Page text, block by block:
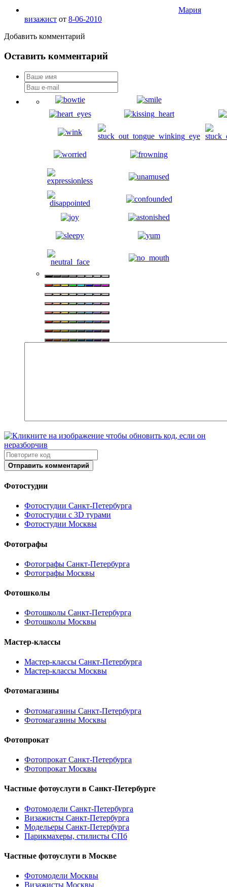
Мария
визажист от 8-06-2010
Добавить комментарий
Оставить комментарий
Отправить комментарий
Фотостудии
Фотостудии Санкт-Петербурга
Фотостудии с 3D турами
Фотостудии Москвы
Фотографы
Фотографы Санкт-Петербурга
Фотографы Москвы
Фотошколы
Фотошколы Санкт-Петербурга
Фотошколы Москвы
Мастер-классы
Мастер-классы Санкт-Петербурга
Мастер-классы Москвы
Фотомагазины
Фотомагазины Санкт-Петербурга
Фотомагазины Москвы
Фотопрокат
Фотопрокат Санкт-Петербурга
Фотопрокат Москвы
Частные фотоуслуги в Санкт-Петербурге
Фотомодели Санкт-Петербурга
Визажисты Санкт-Петербурга
Модельеры Санкт-Петербурга
Парикмахеры, стилисты СПб
Частные фотоуслуги в Москве
Фотомодели Москвы
Визажисты Москвы